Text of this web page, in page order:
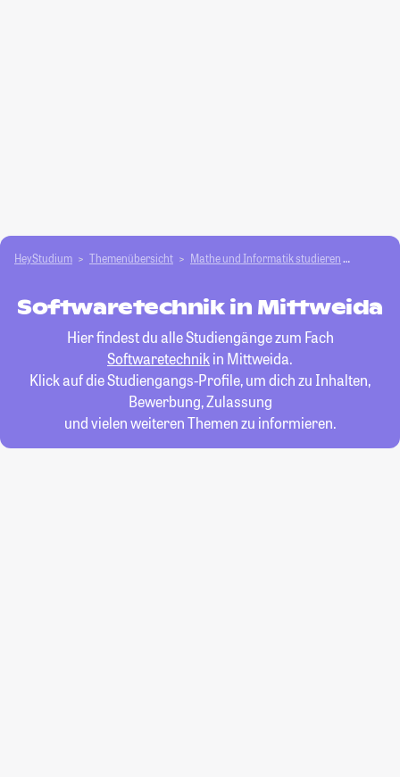
HeyStudium Themenübersicht Mathe und Informatik studieren
Softwaretechnik in Mittweida
Hier findest du alle Studiengänge zum Fach
Softwaretechnikin Mittweida.
Klick auf die Studiengangs-Profile, um dich zu Inhalten,
Bewerbung, Zulassung
und vielen weiteren Themen zu informieren.